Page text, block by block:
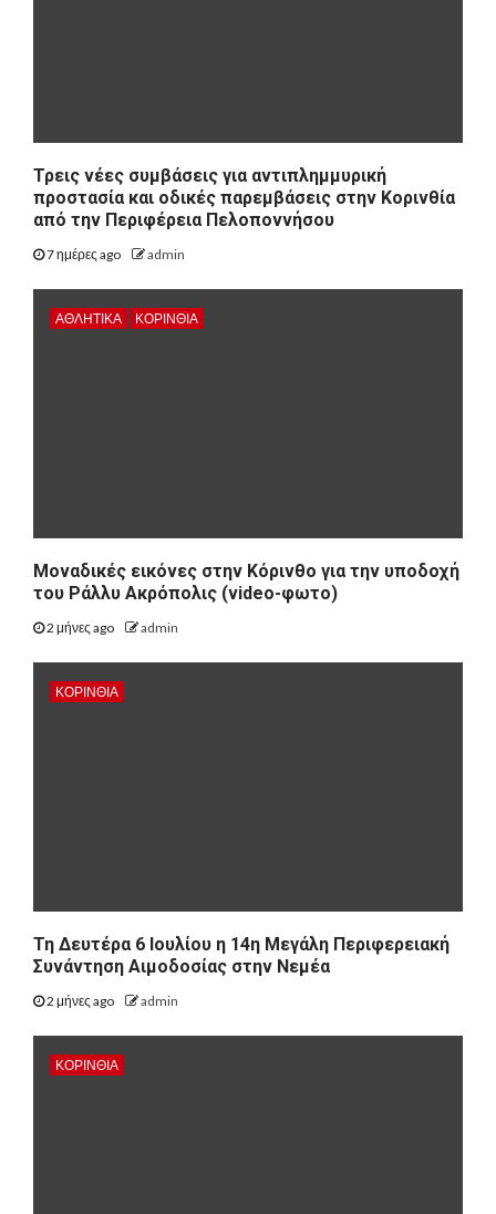
Τρεις νέες συμβάσεις για αντιπλημμυρική
προστασία και οδικές παρεμβάσεις στην Κορινθία
από την Περιφέρεια Πελοποννήσου
7 ημέρες ago admin
ΑΘΛΗΤΙΚΑ ΚΟΡΙΝΘΊΑ
Μοναδικές εικόνες στην Κόρινθο για την υποδοχή
του Ράλλυ Ακρόπολις (video-φωτο)
2 μήνες ago admin
ΚΟΡΙΝΘΊΑ
Τη Δευτέρα 6 Ιουλίου η 14η Μεγάλη Περιφερειακή
Συνάντηση Αιμοδοσίας στην Νεμέα
2 μήνες ago admin
ΚΟΡΙΝΘΊΑ